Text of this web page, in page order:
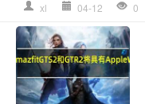
xl 04-12 0